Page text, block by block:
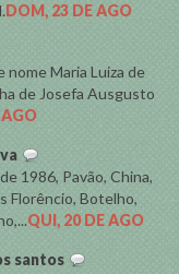
DOM, 23 DE AGO
nome Maria Luiza de
de Josefa Ausgusto
AGO
1986, Pavão, China,
Florêncio, Botelho,
QUI, 20 DE AGO
santos